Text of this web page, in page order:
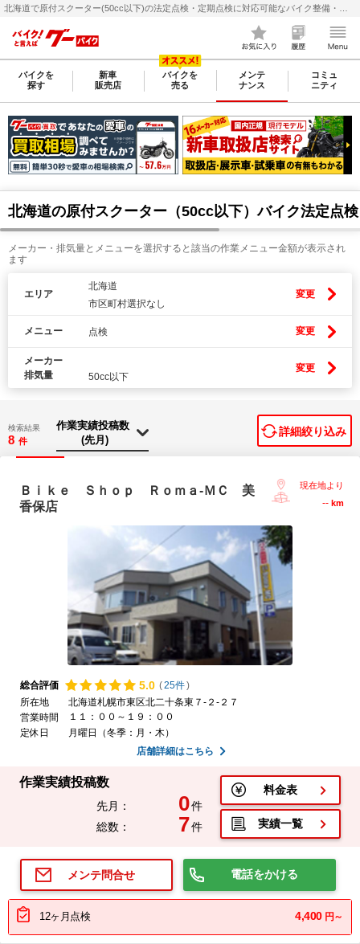
バイクを
探す
新車
販売店
バイクを
売る
メンテ
ナンス
コミュ
ニティ
北海道の原付スクーター（50cc以下）バイク法定点
メーカー・排気量とメニューを選択すると該当の作業メニュー金額が表示され
ます
エリア
北海道
市区町村選択なし
変更
メニュー 点検 変更
メーカー
排気量
50cc以下
変更
検索結果
8 件
詳細絞り込み
Ｂｉｋｅ Ｓｈｏｐ Ｒｏｍａ-ＭＣ 美
香保店
現在地より
-- km
総合評価 5.0 (25件)
所在地
北海道札幌市東区北二十条東７-２-２７
営業時間
１１：００～１９：００
定休日
月曜日（冬季：月・木）
店舗詳細はこちら
作業実績投稿数
先月： 0件
総数：
7件
料金表
実績一覧
メンテ問合せ 電話をかける
12ヶ月点検 4,400 円～